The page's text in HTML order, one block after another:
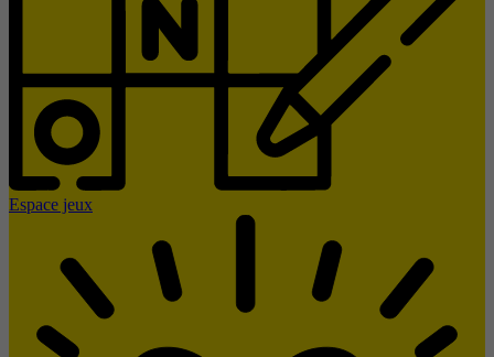
Espace jeux